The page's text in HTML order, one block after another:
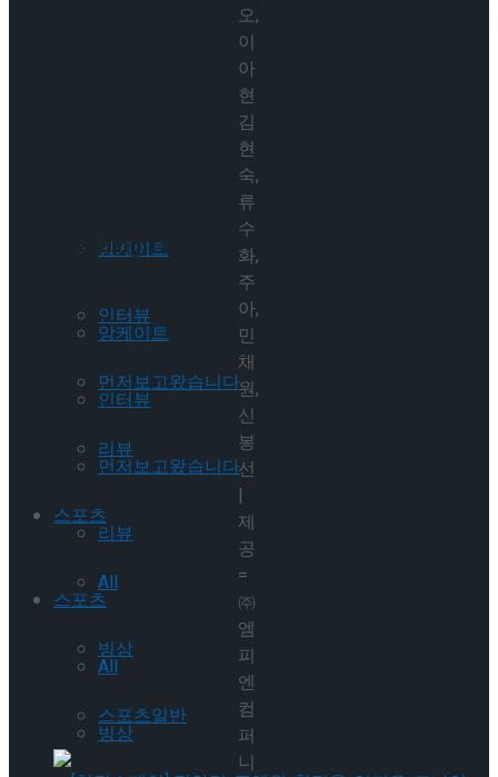
하다.창작 뮤지컬 ‘오셀로와 이아고’ 9월 8일 개
앙케이트
인터뷰
먼저보고왔습니다
리뷰
스포츠
All
빙상
스포츠일반
셰익스피어의 ‘오셀로’, 록뮤지컬로 새롭게 탄생
하다.창작 뮤지컬 ‘오셀로와 이아고’ 9월 8일 개
Trending Tags
앙케이트
인터뷰
먼저보고왔습니다
리뷰
스포츠
All
빙상
오,
이
아
현
김
현
숙,
류
수
화,
주
아,
민
채
원,
신
봉
선
|
제
공
=
㈜
엠
피
엔
컴
퍼
니